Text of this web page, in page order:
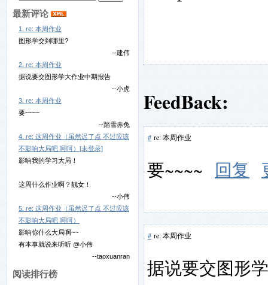
最新评论
1. re: 本周作业
图形学交到哪里?
--建伟
2. re: 本周作业
据说要交图形学大作业中期报告
--小虎
3. re: 本周作业
要~~~~
--踏雪赤兔
4. re: 这周作业（虽然迟了点 不过应该
不影响大局吧 呵呵）[未登录]
影响我的学习大局！
这周什么作业啊？靓女！
--小伟
5. re: 这周作业（虽然迟了点 不过应该
不影响大局吧 呵呵）
影响你什么大局啊~~
有本事就说来听听 @小伟
--taoxuanran
阅读排行榜
FeedBack:
# re: 本周作业
要~~~~ 回复
# re: 本周作业
据说要交图形